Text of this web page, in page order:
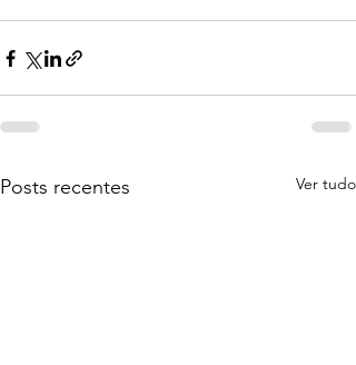
Posts recentes Ver tudo